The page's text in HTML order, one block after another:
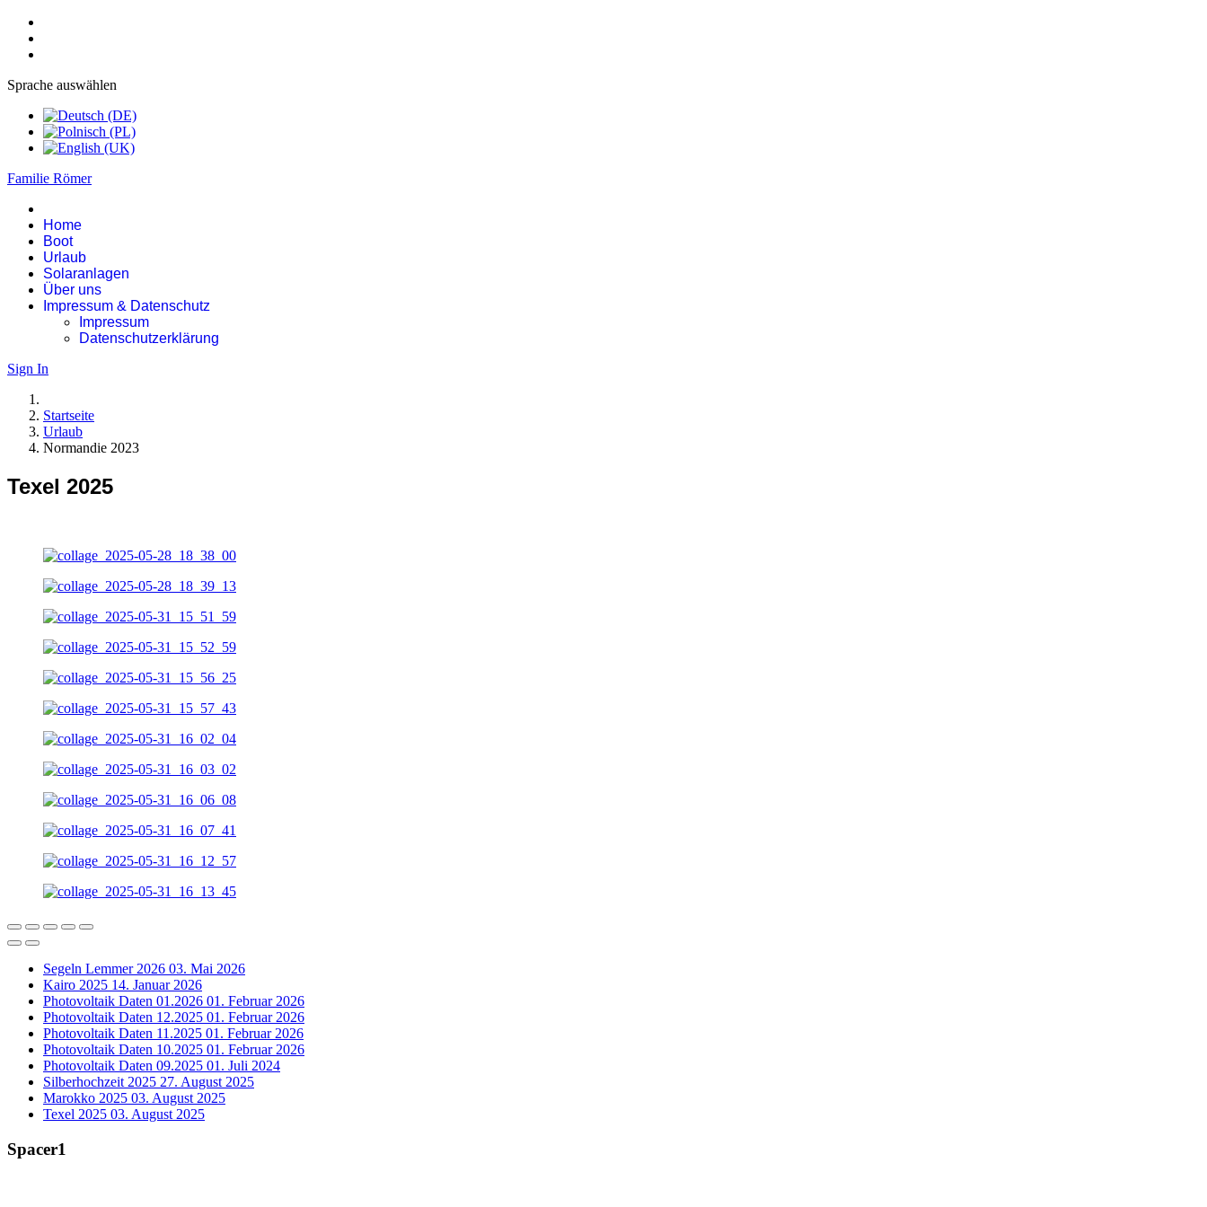
Sprache auswählen
Familie Römer
Home
Boot
Urlaub
Solaranlagen
Über uns
Impressum & Datenschutz
Impressum
Datenschutzerklärung
Sign In
Startseite
Urlaub
Normandie 2023
Texel 2025
Segeln Lemmer 2026 03. Mai 2026
Kairo 2025 14. Januar 2026
Photovoltaik Daten 01.2026 01. Februar 2026
Photovoltaik Daten 12.2025 01. Februar 2026
Photovoltaik Daten 11.2025 01. Februar 2026
Photovoltaik Daten 10.2025 01. Februar 2026
Photovoltaik Daten 09.2025 01. Juli 2024
Silberhochzeit 2025 27. August 2025
Marokko 2025 03. August 2025
Texel 2025 03. August 2025
Spacer1